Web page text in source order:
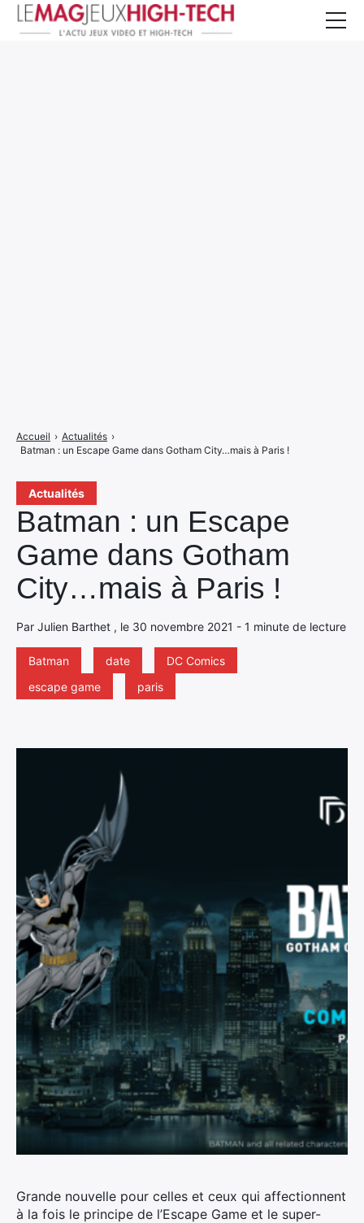
Actualités
Batman : un Escape
Game dans Gotham
City…mais à Paris !
Par Julien Barthet , le 30 novembre 2021 - 1 minute de lecture
Batman date
DC Comics
escape game
paris
Accueil › Actualités ›
Batman : un Escape Game dans Gotham City…mais à Paris !
Grande nouvelle pour celles et ceux qui affectionnent
à la fois le principe de l’Escape Game et le super-